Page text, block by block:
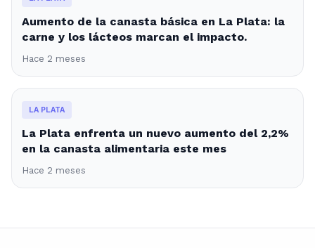
Aumento de la canasta básica en La Plata: la
carne y los lácteos marcan el impacto.
Hace 2 meses
LA PLATA
La Plata enfrenta un nuevo aumento del 2,2%
en la canasta alimentaria este mes
Hace 2 meses